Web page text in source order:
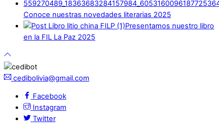
Conoce nuestras novedades literarias 2025
Presentamos nuestro libro
en la FIL La Paz 2025
cedibolivia@gmail.com
Facebook
Instagram
Twitter